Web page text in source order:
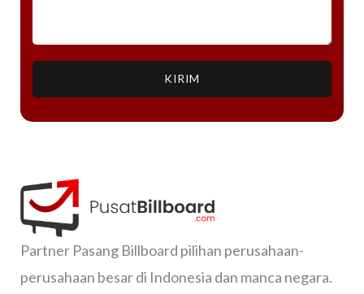
KIRIM
Partner Pasang Billboard pilihan perusahaan-
perusahaan besar di Indonesia dan manca negara.